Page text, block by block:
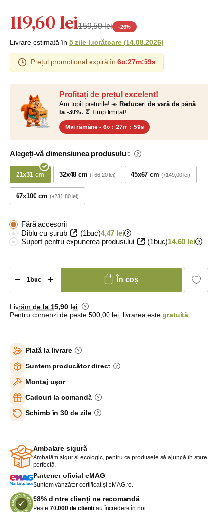
Profitați de prețul excelent!
Am topit prețurile! ☀️ Reduceri de vară de până
la -30%. ⏳ Timp limitat!
Mai rămâne - 6o : 27m : 58s
Alegeți-vă dimensiunea produsului:
21x31 cm 32x48 cm +66,20 lei 45x67 cm +149,00 lei
67x100 cm +231,80 lei
119,60 lei159,50 lei -26%
Livrare estimată în 5 zile lucrătoare (14.08.2026)
Prețul promoțional expiră în 6o:27m:58s
Fără accesorii
Diblu cu șurub
(1buc)4,47 lei
Suport pentru expunerea produsului
(1buc)14,60 lei
În coș
Livrăm de la 15,90 lei
Pentru comenzi de peste 500,00 lei, livrarea este gratuită
Plată la livrare
Suntem producător direct
Montaj ușor
Cadouri la comandă
Schimb în 30 de zile
Ambalare sigură
Ambalăm sigur și ecologic, pentru ca produsele să ajungă în stare
perfectă.
Partener oficial eMAG
Suntem vânzător certificat și eMAG.ro.
98% dintre clienți ne recomandă
Peste 70.000 de clienți au încredere în noi.